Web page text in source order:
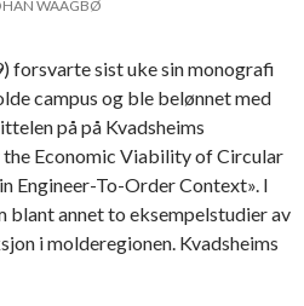
WAAGBØ
forsvarte sist uke sin monografi
campus og ble belønnet med
på på Kvadsheims
Economic Viability of Circular
Engineer-To-Order Context». I
blant annet to eksempelstudier av
i molderegionen. Kvadsheims